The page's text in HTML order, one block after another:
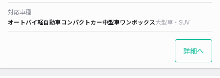
対応車種
オートバイ軽自動車コンパクトカー中型車ワンボックス大型車・SUV
詳細へ